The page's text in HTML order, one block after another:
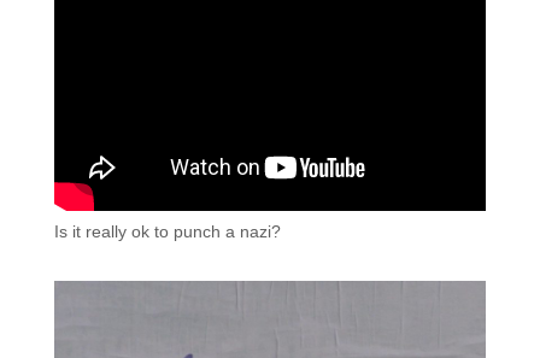
Is it really ok to punch a nazi?